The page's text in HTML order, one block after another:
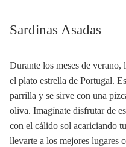
Sardinas Asadas
Durante los meses de verano,
el plato estrella de Portugal.
parrilla y se sirve con una
oliva. Imagínate disfrutar de
con el cálido sol acariciando
llevarte a los mejores lugares